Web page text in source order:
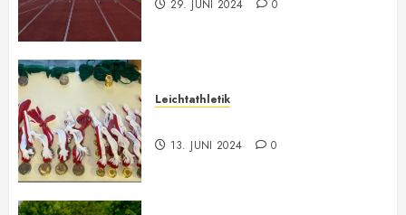
29. JUNI 2024 0
Leichtathletik
13. JUNI 2024 0